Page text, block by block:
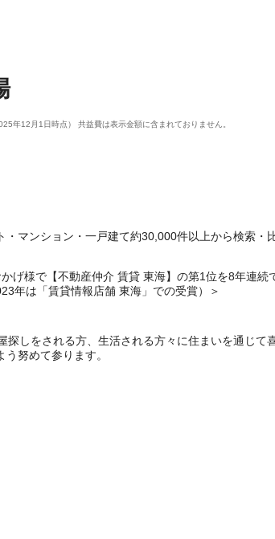
年12月1日時点） 共益費は表示金額に含まれておりません。
マンション・一戸建て約30,000件以上から検索・
げ様で【不動産仲介 賃貸 東海】の第1位を8年連
年は「賃貸情報店舗 東海」での受賞）＞
しをされる方、生活される方々に住まいを通じ
努めて参ります。